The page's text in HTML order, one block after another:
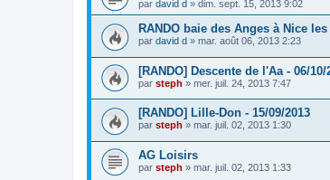
par david d » dim. sept. 15, 2013 9:02
RANDO baie des Anges à Nice
par david d » mar. août 06, 2013 2:23
[RANDO] Descente de l'Aa - 06/10/
par steph » mer. juil. 24, 2013 7:47
[RANDO] Lille-Don - 15/09/2013
par steph » mar. juil. 02, 2013 1:30
AG Loisirs
par steph » mar. juil. 02, 2013 1:33